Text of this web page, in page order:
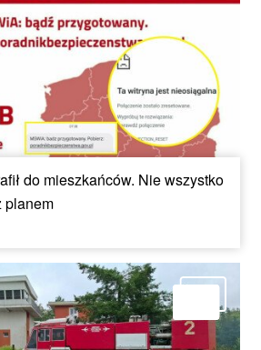
do mieszkańców. Nie wszystko
planem